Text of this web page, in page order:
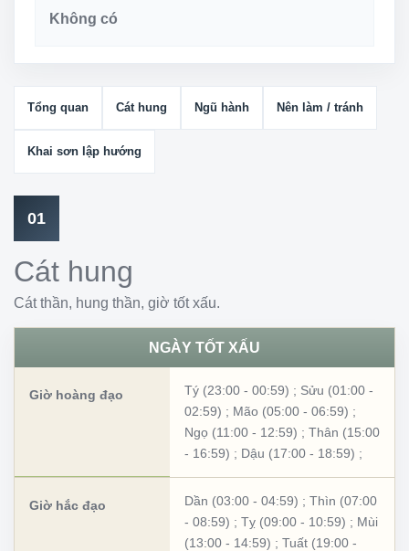
Không có
Tổng quan Cát hung Ngũ hành Nên làm / tránh
Khai sơn lập hướng
01
Cát hung
Cát thần, hung thần, giờ tốt xấu.
NGÀY TỐT XẤU
Giờ hoàng đạo Tý (23:00 - 00:59) ; Sửu (01:00 -
02:59) ; Mão (05:00 - 06:59) ;
Ngọ (11:00 - 12:59) ; Thân (15:00
- 16:59) ; Dậu (17:00 - 18:59) ;
Giờ hắc đạo Dần (03:00 - 04:59) ; Thìn (07:00
- 08:59) ; Tỵ (09:00 - 10:59) ; Mùi
(13:00 - 14:59) ; Tuất (19:00 -